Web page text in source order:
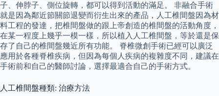
子、伸脖子、側位旋轉，都可以得到活動的滿足。 非融合手術
就是因為鄰近節關節退變而衍生出來的產品，人工椎間盤因為材
料工程的發達，把椎間盤做的跟上帝創造的椎間盤的活動角度，
在某一程度上幾乎一模一樣，所以植入人工椎間盤，等於還是保
存了自己的椎間盤幾近所有功能。 脊椎微創手術已經可以廣泛
應用於各種脊椎疾病，但因為每個人疾病的複雜度不同，建議在
手術前和自己的醫師討論，選擇最適合自己的手術方式。
人工椎間盤種類: 治療方法